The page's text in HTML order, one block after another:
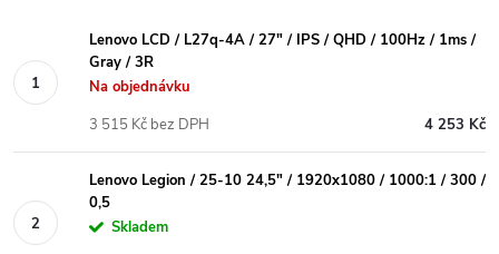
Lenovo LCD / L27q-4A / 27" / IPS / QHD / 100Hz / 1ms /
Gray / 3R
Na objednávku
4 253 Kč
3 515 Kč bez DPH
Lenovo Legion / 25-10 24,5" / 1920x1080 / 1000:1 / 300 /
0,5
Skladem